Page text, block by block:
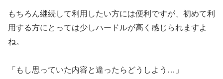
もちろん継続して利用したい方には便利ですが、初めて利
用する方にとっては少しハードルが高く感じられますよ
ね。
「もし思っていた内容と違ったらどうしよう…」